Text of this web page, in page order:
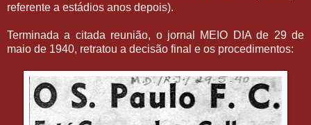
referente a estádios anos depois).
Terminada a citada reunião, o jornal MEIO DIA de 29 de
maio de 1940, retratou a decisão final e os procedimentos: